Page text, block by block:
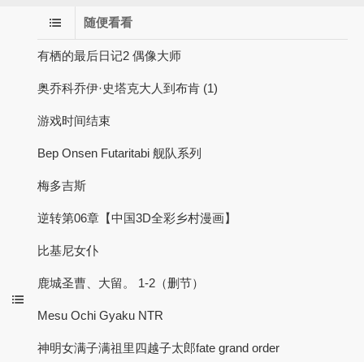
随便看看
有栖的最后日记2 偶像大师
奥乔科乔伊·史塔克大人到布肯 (1)
游戏时间结束
Bep Onsen Futaritabi 舰队系列
梅多吉斯
逆转第06章【中国3D全彩乡村漫画】
比基尼女仆
鹿城圣曹、大留。 1-2（删节）
Mesu Ochi Gyaku NTR
神明女满子满祖里四越子太郎fate grand order